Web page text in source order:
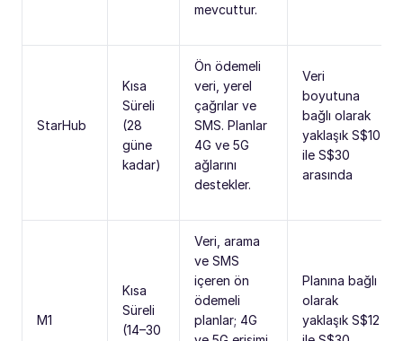
mevcuttur.
StarHub
Kısa
Süreli
(28
güne
kadar)
Ön ödemeli
veri, yerel
çağrılar ve
SMS. Planlar
4G ve 5G
ağlarını
destekler.
Veri
boyutuna
bağlı olarak
yaklaşık S$10
ile S$30
arasında
M1
Kısa
Süreli
(14–30
Veri, arama
ve SMS
içeren ön
ödemeli
planlar; 4G
Planına bağlı
olarak
yaklaşık S$12